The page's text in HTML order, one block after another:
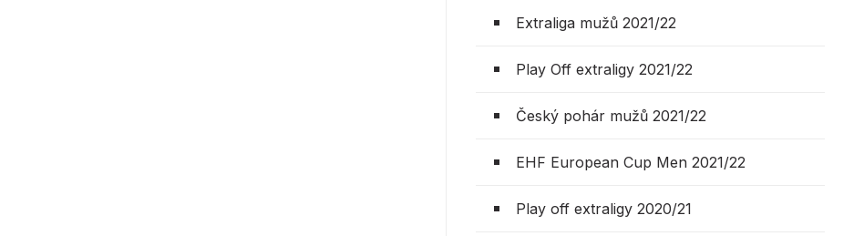
Extraliga mužů 2021/22
Play Off extraligy 2021/22
Český pohár mužů 2021/22
EHF European Cup Men 2021/22
Play off extraligy 2020/21